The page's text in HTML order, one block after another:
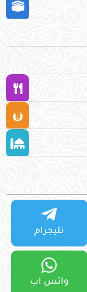
تليجرام
واتس اب